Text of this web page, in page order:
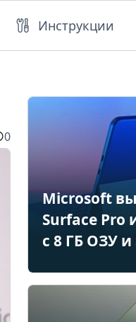
Инструкции
0
Microsoft
Surface Pro
с 8 ГБ ОЗУ